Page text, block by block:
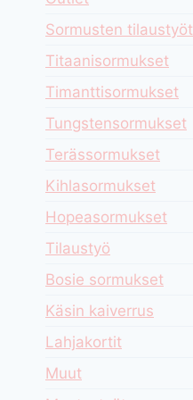
Sormusten tilaustyöt
Titaanisormukset
Timanttisormukset
Tungstensormukset
Terässormukset
Kihlasormukset
Hopeasormukset
Tilaustyö
Bosie sormukset
Käsin kaiverrus
Lahjakortit
Muut